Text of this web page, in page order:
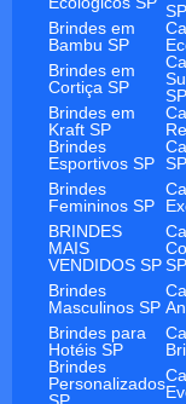
SP
Brindes em
Bambu SP
Brindes em
Cortiça SP
SP
Brindes em
Kraft SP
Brindes
Esportivos SP SP
Brindes
Femininos SP
BRINDES
MAIS
VENDIDOS SPSP
Brindes
Masculinos SP
Brindes para
Hotéis SP
Brindes
Personalizados